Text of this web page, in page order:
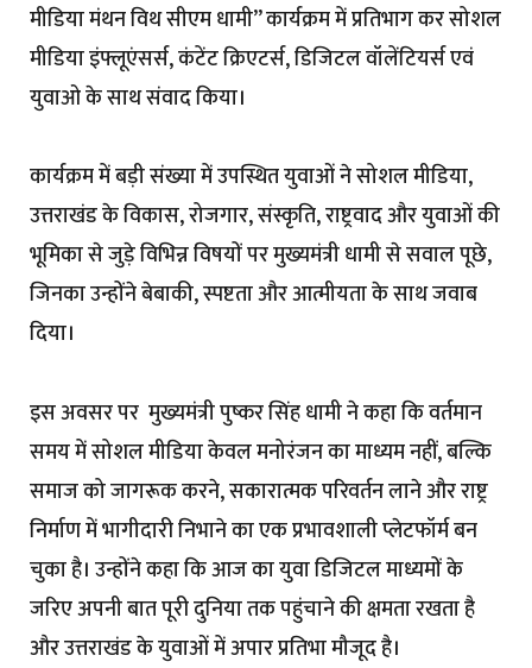
मीडिया मंथन विथ सीएम धामी” कार्यक्रम में प्रतिभाग कर सोशल
मीडिया इंफ्लूएंसर्स, कंटेंट क्रिएटर्स, डिजिटल वॉलेंटियर्स एवं
युवाओ के साथ संवाद किया।
कार्यक्रम में बड़ी संख्या में उपस्थित युवाओं ने सोशल मीडिया,
उत्तराखंड के विकास, रोजगार, संस्कृति, राष्ट्रवाद और युवाओं की
भूमिका से जुड़े विभिन्न विषयों पर मुख्यमंत्री धामी से सवाल पूछे,
जिनका उन्होंने बेबाकी, स्पष्टता और आत्मीयता के साथ जवाब
दिया।
इस अवसर पर मुख्यमंत्री पुष्कर सिंह धामी ने कहा कि वर्तमान
समय में सोशल मीडिया केवल मनोरंजन का माध्यम नहीं, बल्कि
समाज को जागरूक करने, सकारात्मक परिवर्तन लाने और राष्ट्र
निर्माण में भागीदारी निभाने का एक प्रभावशाली प्लेटफॉर्म बन
चुका है। उन्होंने कहा कि आज का युवा डिजिटल माध्यमों के
जरिए अपनी बात पूरी दुनिया तक पहुंचाने की क्षमता रखता है
और उत्तराखंड के युवाओं में अपार प्रतिभा मौजूद है।